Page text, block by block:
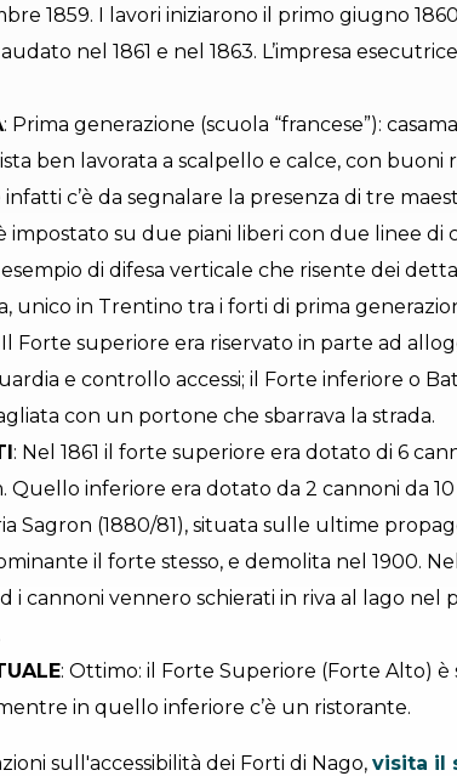
1859. I lavori iniziarono il primo giugno
nel 1861 e nel 1863. L’impresa
: Prima generazione (scuola “francese”):
ben lavorata a scalpello e calce, con buoni
c’è da segnalare la presenza di tre
impostato su due piani liberi con due linee di
di difesa verticale che risente dei
unico in Trentino tra i forti di prima
Il Forte superiore era riservato in parte ad
e controllo accessi; il Forte inferiore o
con un portone che sbarrava la strada.
: Nel 1861 il forte superiore era dotato di 6
Quello inferiore era dotato da 2 cannoni da
Sagron (1880/81), situata sulle ultime
il forte stesso, e demolita nel 1900.
i cannoni vennero schierati in riva al lago nel
: Ottimo: il Forte Superiore (Forte Alto)
in quello inferiore c’è un ristorante.
sull'accessibilità dei Forti di Nago, visita il